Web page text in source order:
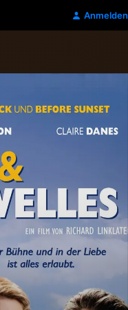
Anmelden